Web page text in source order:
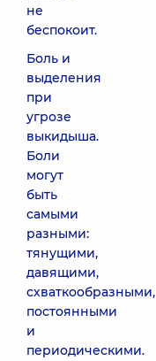
не
беспокоит.
Боль и
выделения
при
угрозе
выкидыша.
Боли
могут
быть
самыми
разными:
тянущими,
давящими,
схваткообразными,
постоянными
и
периодическими.